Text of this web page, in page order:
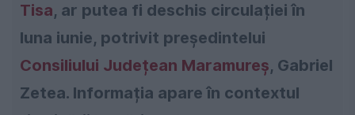
Tisa, ar putea fi deschis circulației în
luna iunie, potrivit președintelui
Consiliului Județean Maramureș, Gabriel
Zetea. Informația apare în contextul